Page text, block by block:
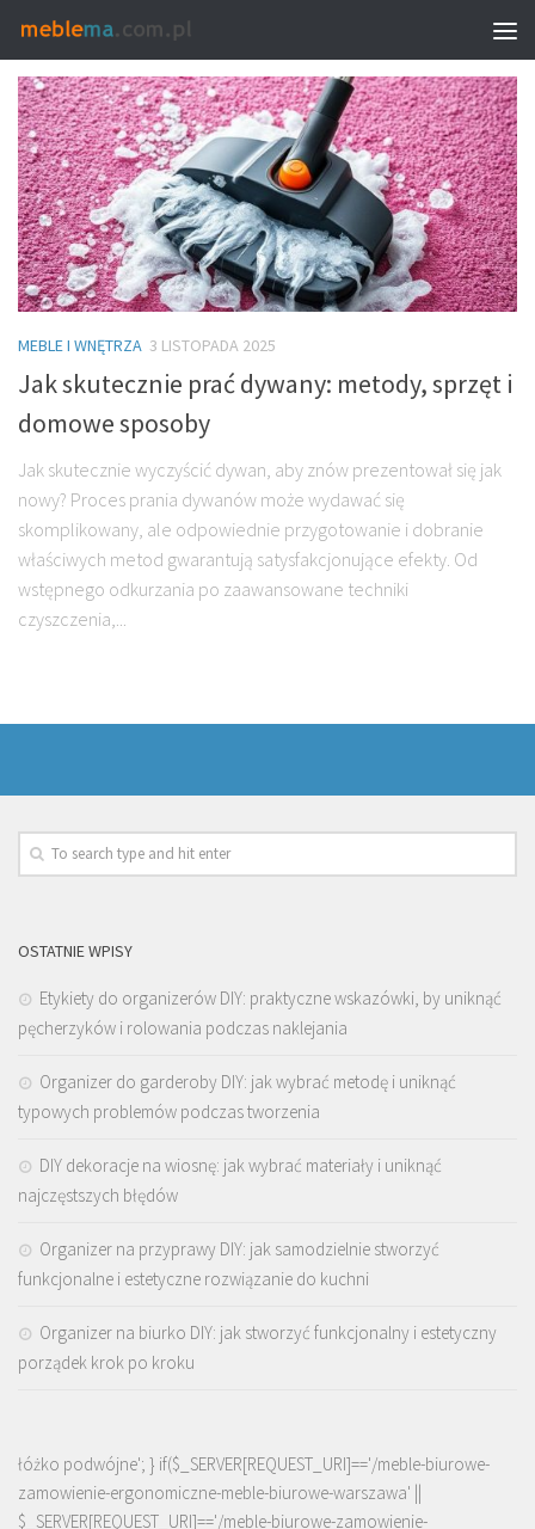
TAGGED:CZYSZCZENIE WYKŁADZIN KRAKÓW
MEBLE I WNĘTRZA 3 LISTOPADA 2025
Jak skutecznie prać dywany: metody, sprzęt i
domowe sposoby
Jak skutecznie wyczyścić dywan, aby znów prezentował się jak
nowy? Proces prania dywanów może wydawać się
skomplikowany, ale odpowiednie przygotowanie i dobranie
właściwych metod gwarantują satysfakcjonujące efekty. Od
wstępnego odkurzania po zaawansowane techniki
czyszczenia,...
OSTATNIE WPISY
Etykiety do organizerów DIY: praktyczne wskazówki, by uniknąć
pęcherzyków i rolowania podczas naklejania
Organizer do garderoby DIY: jak wybrać metodę i uniknąć
typowych problemów podczas tworzenia
DIY dekoracje na wiosnę: jak wybrać materiały i uniknąć
najczęstszych błędów
Organizer na przyprawy DIY: jak samodzielnie stworzyć
funkcjonalne i estetyczne rozwiązanie do kuchni
Organizer na biurko DIY: jak stworzyć funkcjonalny i estetyczny
porządek krok po kroku
łóżko podwójne'; } if($_SERVER[REQUEST_URI]=='/meble-biurowe-
zamowienie-ergonomiczne-meble-biurowe-warszawa' ||
$_SERVER[REQUEST_URI]=='/meble-biurowe-zamowienie-